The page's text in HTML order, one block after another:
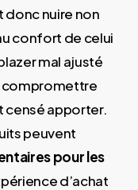
donc nuire non
confort de celui
mal ajusté
compromettre
censé apporter.
peuvent
pour les
d’achat